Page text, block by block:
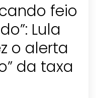
feio
Lula
o alerta
da taxa